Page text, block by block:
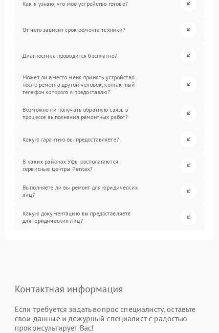
Как я узнаю, что мое устройство готово?
От чего зависит срок ремонта техники?
Диагностика проводится бесплатно?
Может ли вместо меня принять устройство
после ремонта другой человек, контактный
телефон которого я предоставлю?
Возможно ли получать обратную связь в
процессе выполнения ремонтных работ?
Какую гарантию вы предоставляете?
В каких районах Уфы располагаются
сервисные центры Pentax?
Выполняете ли вы ремонт для юридических
лиц?
Какую документацию вы предоставляете
для юридических лиц?
Контактная информация
Если требуется задать вопрос специалисту, оставьте
свои данные и дежурный специалист с радостью
проконсультирует Вас!